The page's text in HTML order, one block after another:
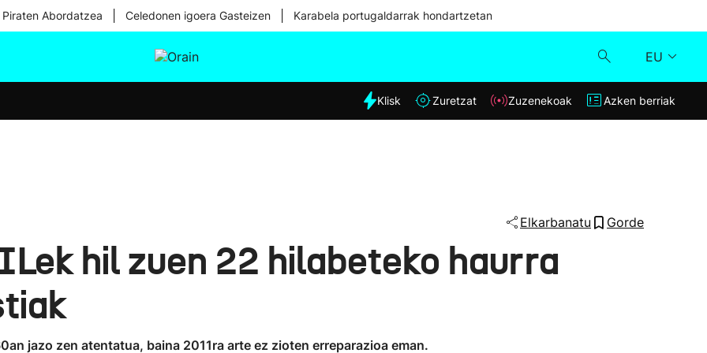
Abordatzea Celedonen igoera Gasteizen Karabela portugaldarrak hondartzetan
EU
Eguraldia
Klisk
Klisk Zuretzat Zuzenekoak Azken berriak
Elkarbanatu Gorde
hil zuen 22 hilabeteko haurra
jazo zen atentatua, baina 2011ra arte ez zioten erreparazioa eman.